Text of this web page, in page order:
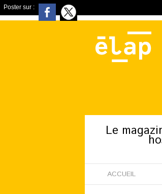
Poster sur :
Le
ACCUEIL